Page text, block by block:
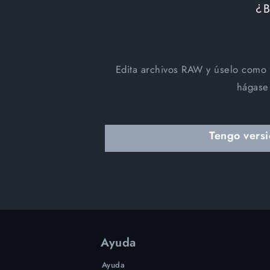
Edita archivos RAW y úselo
Tengo
Ayuda
Ayuda